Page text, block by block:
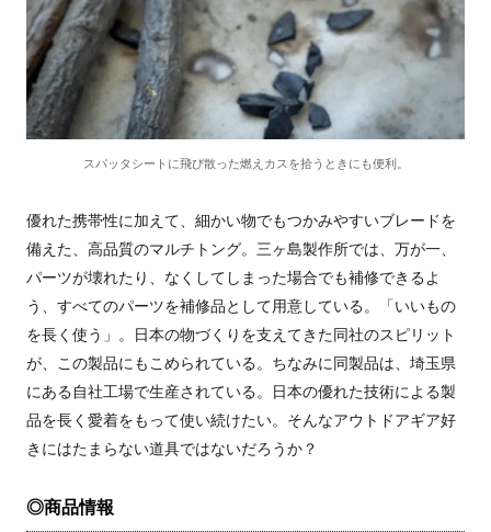
スパッタシートに飛び散った燃えカスを拾うときにも便利。
優れた携帯性に加えて、細かい物でもつかみやすいブレードを
備えた、高品質のマルチトング。三ヶ島製作所では、万が一、
パーツが壊れたり、なくしてしまった場合でも補修できるよ
う、すべてのパーツを補修品として用意している。「いいもの
を長く使う」。日本の物づくりを支えてきた同社のスピリット
が、この製品にもこめられている。ちなみに同製品は、埼玉県
にある自社工場で生産されている。日本の優れた技術による製
品を長く愛着をもって使い続けたい。そんなアウトドアギア好
きにはたまらない道具ではないだろうか？
◎商品情報